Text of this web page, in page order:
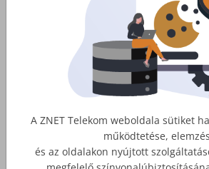
Lakossági Internet
Otthoni internet, telefon és tv
szolgáltatás
A ZNET Telekom weboldala sütiket
működtetése,
és az oldalakon nyújtott